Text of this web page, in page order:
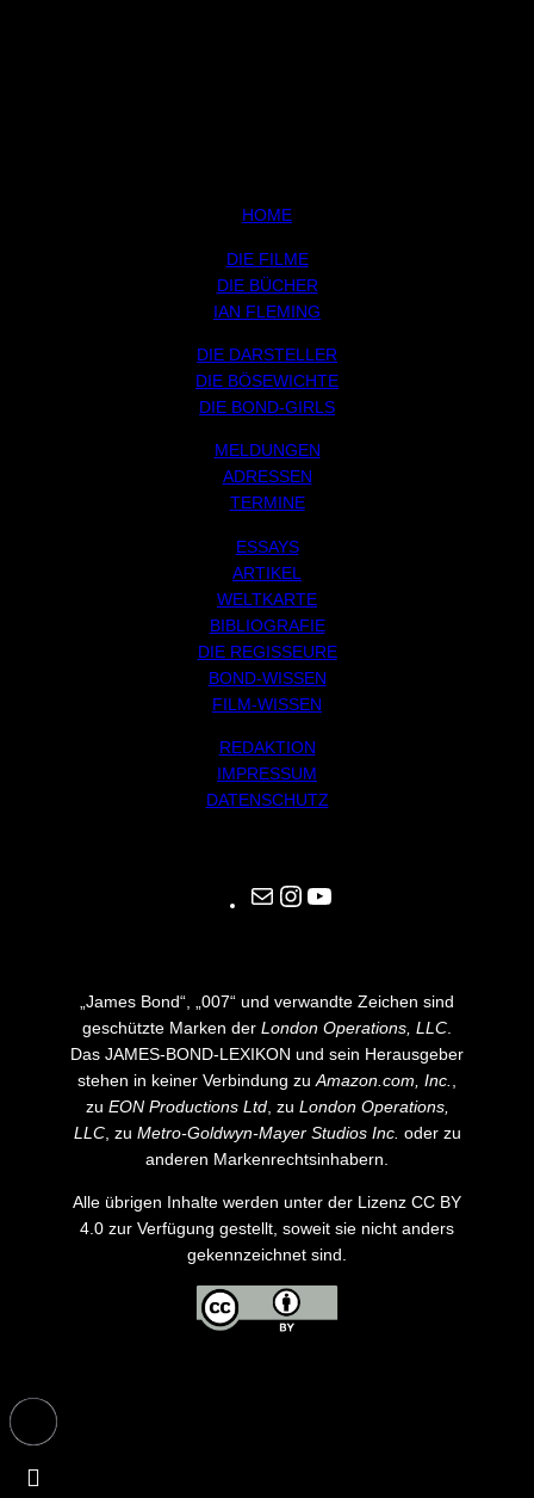
HOME
DIE FILME
DIE BÜCHER
IAN FLEMING
DIE DARSTELLER
DIE BÖSEWICHTE
DIE BOND-GIRLS
MELDUNGEN
ADRESSEN
TERMINE
ESSAYS
ARTIKEL
WELTKARTE
BIBLIOGRAFIE
DIE REGISSEURE
BOND-WISSEN
FILM-WISSEN
REDAKTION
IMPRESSUM
DATENSCHUTZ
Mail Instagram YouTube
„James Bond“, „007“ und verwandte Zeichen sind
geschützte Marken der London Operations, LLC
Das JAMES-BOND-LEXIKON und sein Herausgeber
stehen in keiner Verbindung zu Amazon.com, Inc.
zu EON Productions Ltd, zu London Operations,
LLC, zu Metro-Goldwyn-Mayer Studios Inc. oder zu
anderen Markenrechtsinhabern.
Alle übrigen Inhalte werden unter der Lizenz CC BY
4.0 zur Verfügung gestellt, soweit sie nicht anders
gekennzeichnet sind.